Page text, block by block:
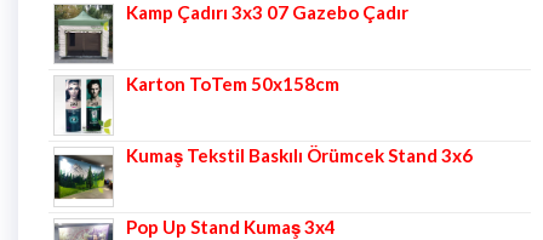
Kamp Çadırı 3x3 07 Gazebo Çadır
Karton ToTem 50x158cm
Kumaş Tekstil Baskılı Örümcek Stand 3x6
Pop Up Stand Kumaş 3x4